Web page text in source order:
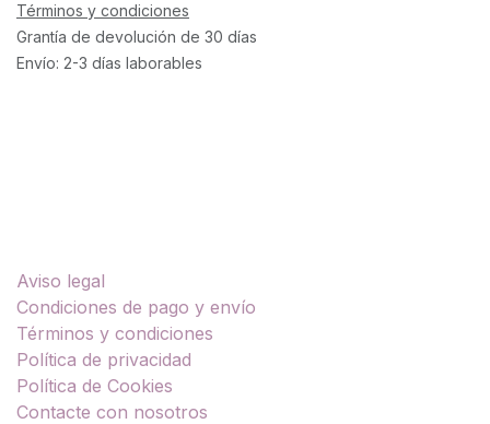
Términos y condiciones
Grantía de devolución de 30 días
Envío: 2-3 días laborables
Aviso legal
Condiciones de pago y envío
Términos y condiciones
Política de privacidad
Política de Cookies
Contacte con nosotros